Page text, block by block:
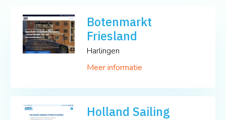
Botenmarkt
Friesland
Harlingen
Meer informatie
Holland Sailing